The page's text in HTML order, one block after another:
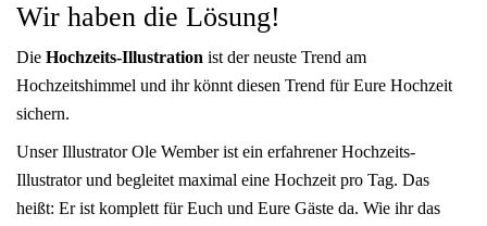
Wir haben die Lösung!
Die Hochzeits-Illustration ist der neuste Trend am
Hochzeitshimmel und ihr könnt diesen Trend für Eure Hochzeit
sichern.
Unser Illustrator Ole Wember ist ein erfahrener Hochzeits-
Illustrator und begleitet maximal eine Hochzeit pro Tag. Das
heißt: Er ist komplett für Euch und Eure Gäste da. Wie ihr das